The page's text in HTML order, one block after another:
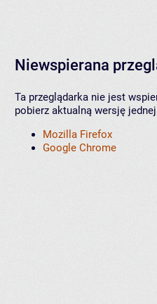
Niewspierana
Ta przeglądarka nie jest
pobierz aktualną wersję
Mozilla Firefox
Google Chrome